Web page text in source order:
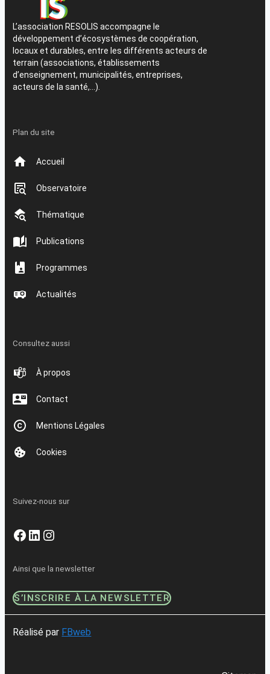
L’association RESOLIS accompagne le
développement d’écosystèmes de coopération,
locaux et durables, entre les différents acteurs de
terrain (associations, établissements
d’enseignement, municipalités, entreprises,
acteurs de la santé,…).
Plan du site
Accueil
Observatoire
Thématique
Publications
Programmes
Actualités
Consultez aussi
À propos
Contact
Mentions Légales
Cookies
Suivez-nous sur
Facebook
LinkedIn
Instagram
Ainsi que la newsletter
S’INSCRIRE À LA NEWSLETTER
Réalisé par FBweb